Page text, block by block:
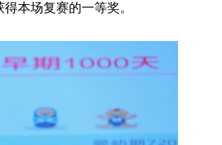
得本场复赛的一等奖。